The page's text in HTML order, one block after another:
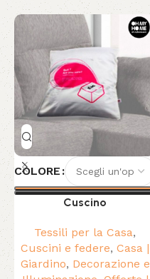
COLORE
Cuscino
Tessili per la Casa,
Cuscini e federe, Casa |
Giardino, Decorazione e